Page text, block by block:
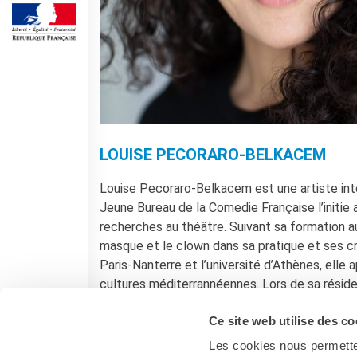
Ce site web utilise des
Les cookies nous
Operazioni artistiche
CINÉMA ET AUDIOVISUEL
Fuori Sala
La Francia al Cinema
Rendez-vous
Residenza XR
UNIVERSITÉ, RECHERCHE,
INNOVATION
Étudier en France
Doubles diplômes
Soutien à la recherche et
l'innovation
QUI SOMMES-NOUS ?
LOUISE PECORARO-BELKACEM
Louise Pecoraro-Belkacem est une artiste
Jeune Bureau de la Comedie Française
recherches au théâtre. Suivant sa formation
masque et le clown dans sa pratique et ses
Paris-Nanterre et l’université d’Athènes,
cultures méditerrannéennes. Lors de sa